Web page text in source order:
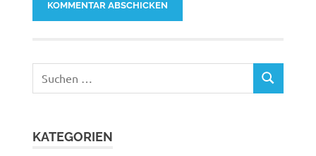
Suchen
SUCHEN
KATEGORIEN